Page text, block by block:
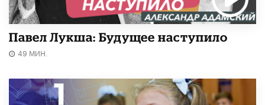
Павел Лукша: Будущее наступило
49 МИН.